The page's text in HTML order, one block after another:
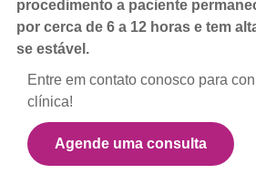
procedimento a paciente
por cerca de 6 a 12 horas e tem
se estável.
Entre em contato conosco para
clínica!
Agende uma consulta